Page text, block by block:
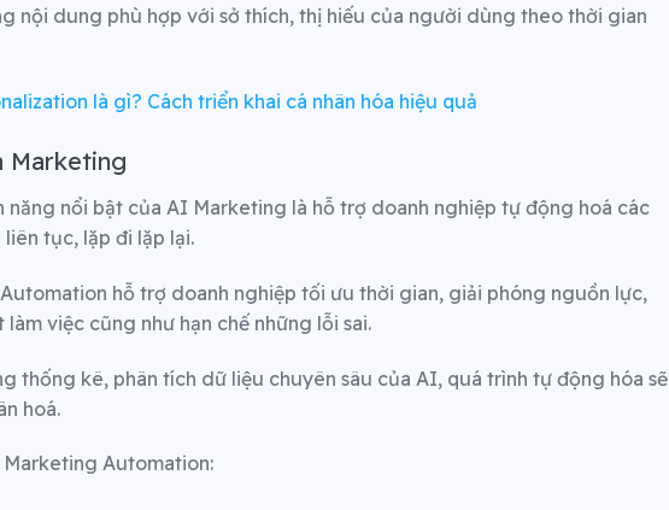
nội dung phù hợp với sở thích, thị hiếu của người dùng theo thời gian
là gì? Cách triển khai cá nhân hóa hiệu quả
Marketing
năng nổi bật của AI Marketing là hỗ trợ doanh nghiệp tự động hoá các
tục, lặp đi lặp lại.
hỗ trợ doanh nghiệp tối ưu thời gian, giải phóng nguồn lực,
việc cũng như hạn chế những lỗi sai.
thống kê, phân tích dữ liệu chuyên sâu của AI, quá trình tự động hóa sẽ
hoá.
Automation: